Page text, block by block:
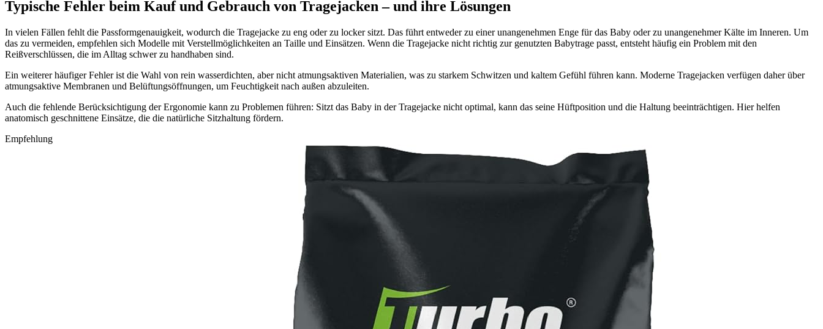
Typische Fehler beim Kauf und Gebrauch von Tragejacken – und ihre Lösungen
In vielen Fällen fehlt die Passformgenauigkeit, wodurch die Tragejacke zu eng oder zu locker sitzt. Das führt entweder zu einer unangenehmen Enge für das Baby oder zu unangenehmer Kälte im Inneren. Um
das zu vermeiden, empfehlen sich Modelle mit Verstellmöglichkeiten an Taille und Einsätzen. Wenn die Tragejacke nicht richtig zur genutzten Babytrage passt, entsteht häufig ein Problem mit den
Reißverschlüssen, die im Alltag schwer zu handhaben sind.
Ein weiterer häufiger Fehler ist die Wahl von rein wasserdichten, aber nicht atmungsaktiven Materialien, was zu starkem Schwitzen und kaltem Gefühl führen kann. Moderne Tragejacken verfügen daher über
atmungsaktive Membranen und Belüftungsöffnungen, um Feuchtigkeit nach außen abzuleiten.
Auch die fehlende Berücksichtigung der Ergonomie kann zu Problemen führen: Sitzt das Baby in der Tragejacke nicht optimal, kann das seine Hüftposition und die Haltung beeinträchtigen. Hier helfen
anatomisch geschnittene Einsätze, die die natürliche Sitzhaltung fördern.
Empfehlung